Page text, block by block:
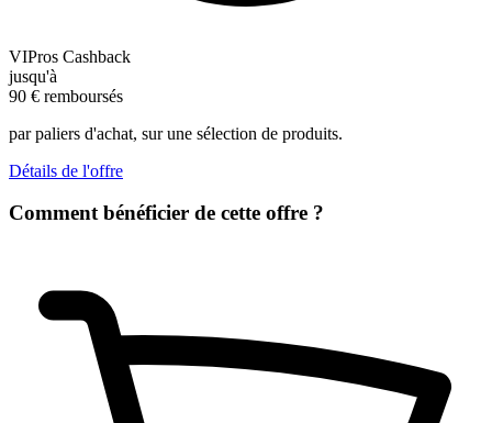
VIPros Cashback
jusqu'à
90 € remboursés
par paliers d'achat, sur une sélection de produits.
Détails de l'offre
Comment bénéficier de cette offre ?